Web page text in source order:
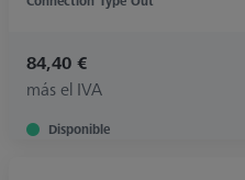
84,40 €
más el IVA
Disponible